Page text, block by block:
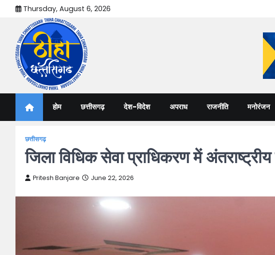
content
Thursday, August 6, 2026
Thiha Chhattisgarh
होम छत्तीसगढ़ देश-विदेश अपराध राजनीति मनोरंजन
छत्तीसगढ़
जिला विधिक सेवा प्राधिकरण में
Pritesh Banjare June 22, 2026